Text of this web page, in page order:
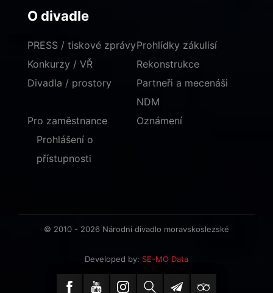
O divadle
PRESS / tiskové zprávy
Konkurzy / VŘ
Divadla / prostory
Prohlídky zákulisí
Rekonstrukce
Partneři a mecenáši
NDM
Pro zaměstnance
Oznámení
Prohlášení o
přístupnosti
© 2010 - 2026 Národní divadlo moravskoslezské
Developed by: SE-MO Data